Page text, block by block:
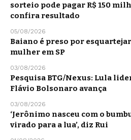
sorteio pode pagar R$ 150
confira resultado
05/08/2026
Baiano é preso por esquartejar
mulher em SP
03/08/2026
Pesquisa BTG/Nexus: Lula
Flávio Bolsonaro avança
03/08/2026
‘Jerônimo nasceu com o
virado para a lua’, diz Rui